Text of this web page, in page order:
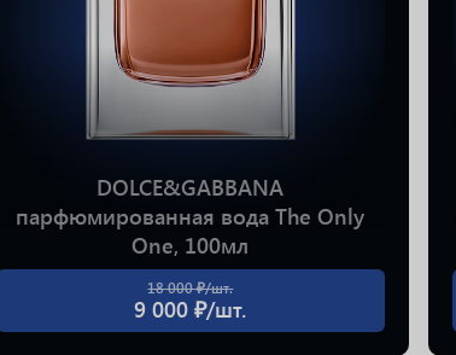
DOLCE&GABBANA
парфюмированная вода The Only
One, 100мл
18 000 ₽/шт.
9 000 ₽/шт.